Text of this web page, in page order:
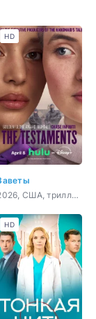
2026, США, триллер, драма
HD
HD